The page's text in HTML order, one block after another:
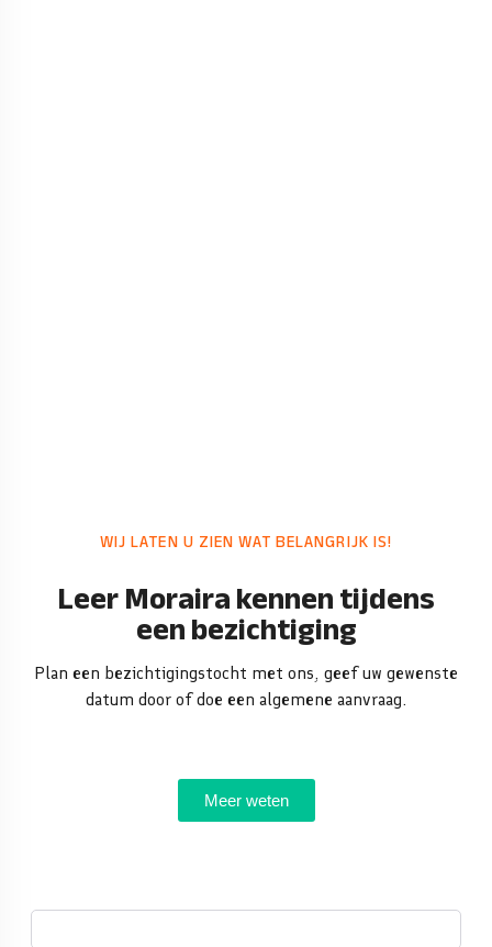
WIJ LATEN U ZIEN WAT BELANGRIJK IS!
Leer Moraira kennen tijdens
een bezichtiging
Plan een bezichtigingstocht met ons, geef uw gewenste
datum door of doe een algemene aanvraag.
Meer weten